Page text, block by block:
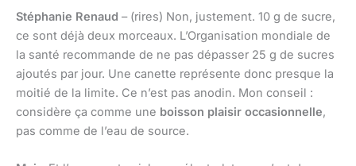
Stéphanie Renaud – (rires) Non, justement. 10 g de sucre,
ce sont déjà deux morceaux. L’Organisation mondiale de
la santé recommande de ne pas dépasser 25 g de sucres
ajoutés par jour. Une canette représente donc presque la
moitié de la limite. Ce n’est pas anodin. Mon conseil :
considère ça comme une boisson plaisir occasionnelle,
pas comme de l’eau de source.